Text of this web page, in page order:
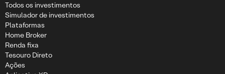
Todos os investimentos
Simulador de investimentos
Plataformas
Home Broker
Renda fixa
Tesouro Direto
Ações